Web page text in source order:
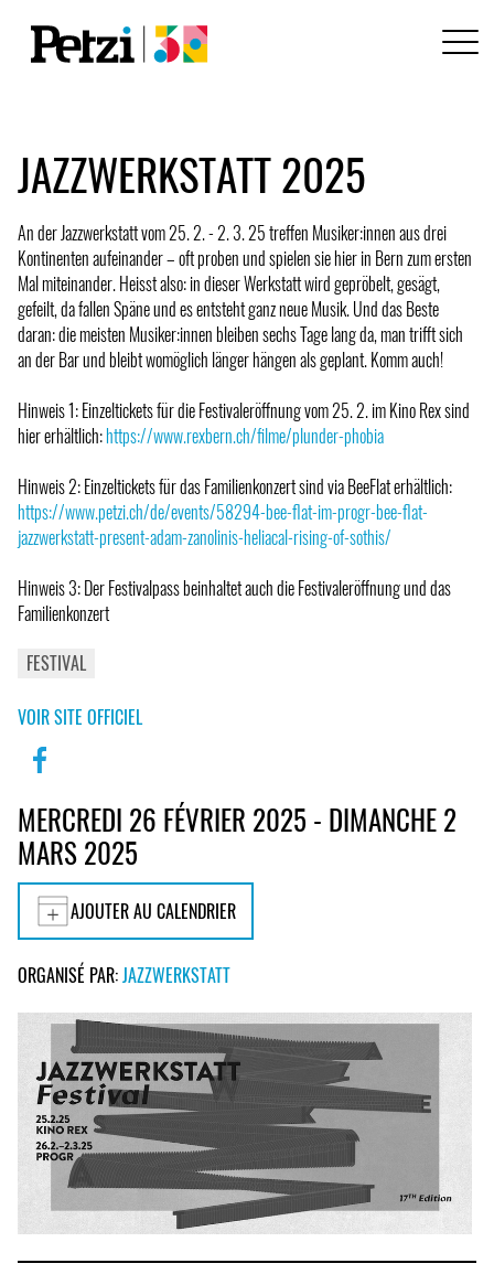
JAZZWERKSTATT 2025
An der Jazzwerkstatt vom 25. 2. - 2. 3. 25 treffen Musiker:innen aus drei
Kontinenten aufeinander – oft proben und spielen sie hier in Bern zum ersten
Mal miteinander. Heisst also: in dieser Werkstatt wird gepröbelt, gesägt,
gefeilt, da fallen Späne und es entsteht ganz neue Musik. Und das Beste
daran: die meisten Musiker:innen bleiben sechs Tage lang da, man trifft sich
an der Bar und bleibt womöglich länger hängen als geplant. Komm auch!
Hinweis 1: Einzeltickets für die Festivaleröffnung vom 25. 2. im Kino Rex sind
hier erhältlich:https://www.rexbern.ch/filme/plunder-phobia
Hinweis 2: Einzeltickets für das Familienkonzert sind via BeeFlat erhältlich:
https://www.petzi.ch/de/events/58294-bee-flat-im-progr-bee-flat-
jazzwerkstatt-present-adam-zanolinis-heliacal-rising-of-sothis/
Hinweis 3: Der Festivalpass beinhaltet auch die Festivaleröffnung und das
Familienkonzert
FESTIVAL
VOIR SITE OFFICIEL
MERCREDI 26 FÉVRIER 2025 - DIMANCHE 2
MARS 2025
AJOUTER AU CALENDRIER
ORGANISÉ PAR:JAZZWERKSTATT